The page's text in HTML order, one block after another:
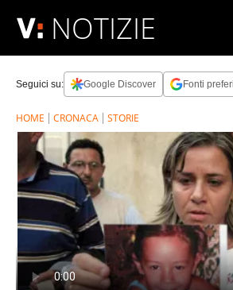
NOTIZIE
Seguici su: Google Discover Fonti
HOME CRONACA STORIE